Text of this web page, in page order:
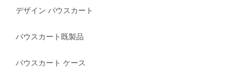
デザイン パウスカート
パウスカート既製品
パウスカート ケース